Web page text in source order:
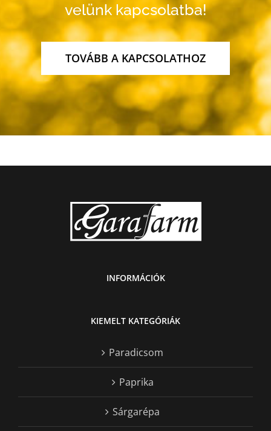
velünk kapcsolatba!
TOVÁBB A KAPCSOLATHOZ
INFORMÁCIÓK
KIEMELT KATEGÓRIÁK
Paradicsom
Paprika
Sárgarépa